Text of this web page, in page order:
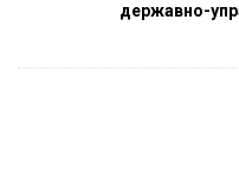
державно-